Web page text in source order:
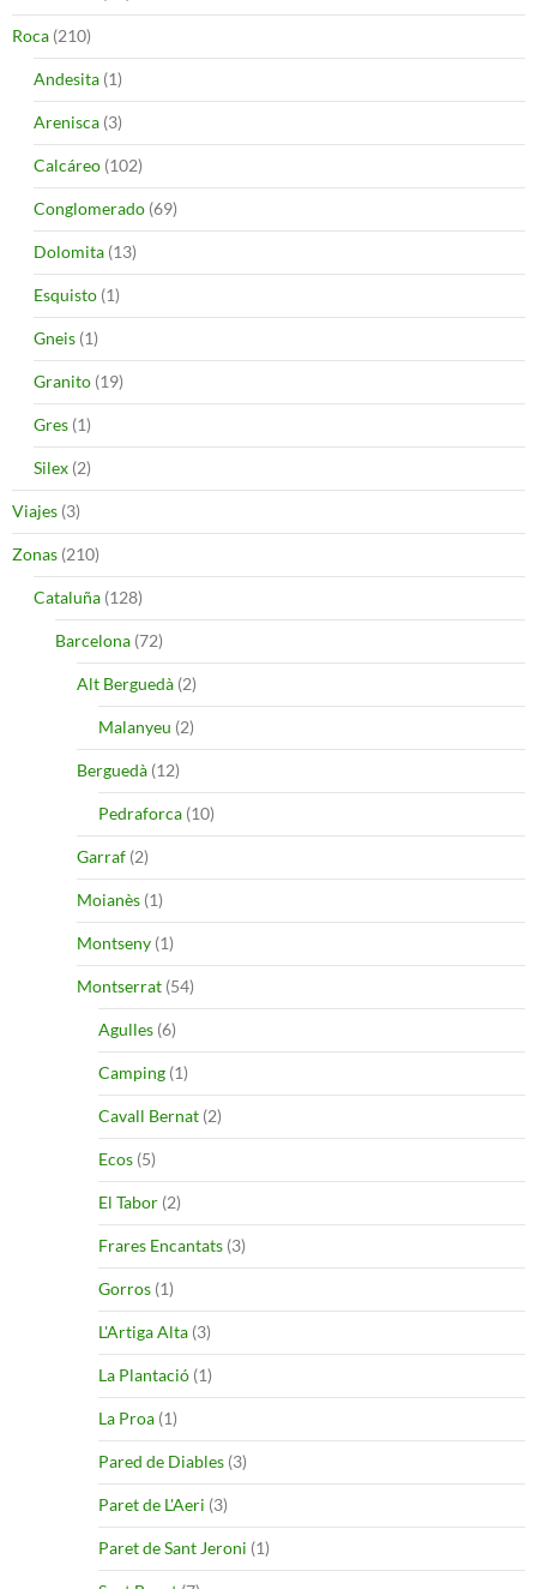
Roca (210)
Andesita (1)
Arenisca (3)
Calcáreo (102)
Conglomerado (69)
Dolomita (13)
Esquisto (1)
Gneis (1)
Granito (19)
Gres (1)
Silex (2)
Viajes (3)
Zonas (210)
Cataluña (128)
Barcelona (72)
Alt Berguedà (2)
Malanyeu (2)
Berguedà (12)
Pedraforca (10)
Garraf (2)
Moianès (1)
Montseny (1)
Montserrat (54)
Agulles (6)
Camping (1)
Cavall Bernat (2)
Ecos (5)
El Tabor (2)
Frares Encantats (3)
Gorros (1)
L'Artiga Alta (3)
La Plantació (1)
La Proa (1)
Pared de Diables (3)
Paret de L'Aeri (3)
Paret de Sant Jeroni (1)